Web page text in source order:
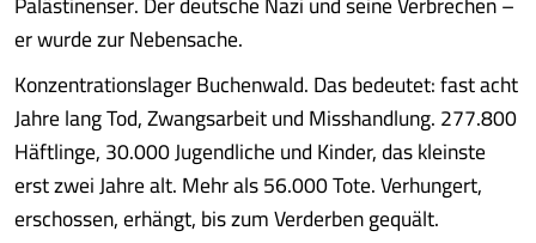
er wurde zur Nebensache.
Konzentrationslager Buchenwald. Das bedeutet: fast acht
Jahre lang Tod, Zwangsarbeit und Misshandlung. 277.800
Häftlinge, 30.000 Jugendliche und Kinder, das kleinste
erst zwei Jahre alt. Mehr als 56.000 Tote. Verhungert,
erschossen, erhängt, bis zum Verderben gequält.